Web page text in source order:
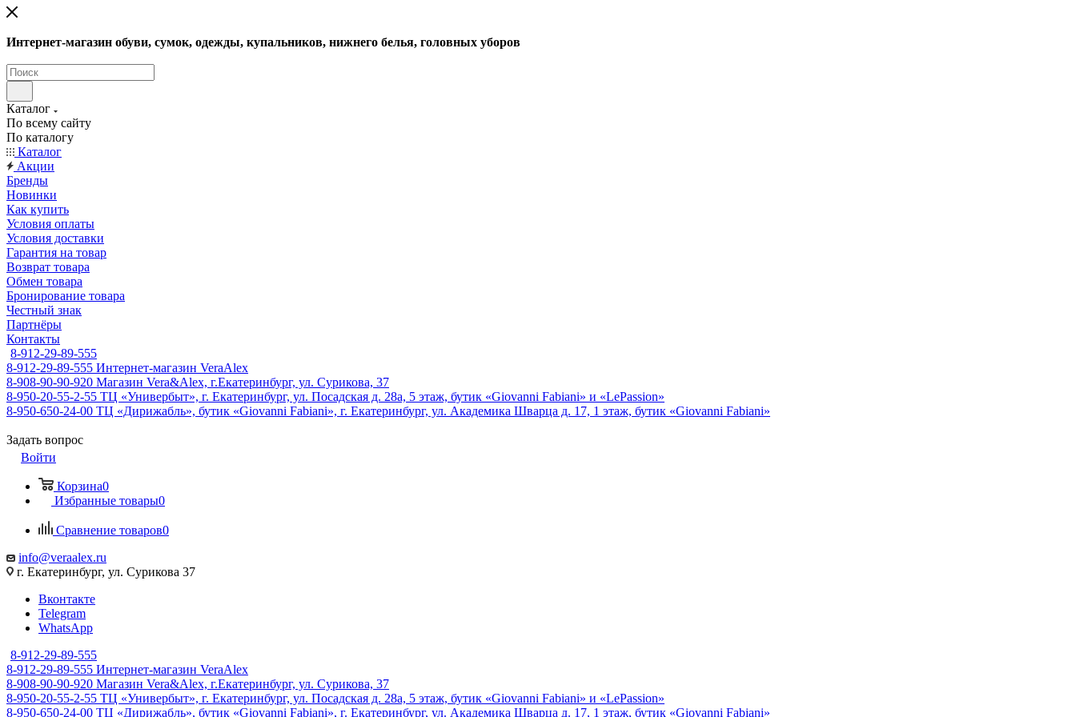
Интернет-магазин обуви, сумок, одежды, купальников, нижнего белья, головных уборов
Каталог
По всему сайту
По каталогу
Каталог
Акции
Бренды
Новинки
Как купить
Условия оплаты
Условия доставки
Гарантия на товар
Возврат товара
Обмен товара
Бронирование товара
Честный знак
Партнёры
Контакты
8-912-29-89-555
8-912-29-89-555 Интернет-магазин VeraAlex
8-908-90-90-920 Магазин Vera&Alex, г.Екатеринбург, ул. Сурикова, 37
8-950-20-55-2-55 ТЦ «Универбыт», г. Екатеринбург, ул. Посадская д. 28а, 5 этаж, бутик «Giovanni Fabiani» и «LePassion»
8-950-650-24-00 ТЦ «Дирижабль», бутик «Giovanni Fabiani», г. Екатеринбург, ул. Академика Шварца д. 17, 1 этаж, бутик «Giovanni Fabiani»
Задать вопрос
Войти
Корзина0
Избранные товары0
Сравнение товаров0
info@veraalex.ru
г. Екатеринбург, ул. Сурикова 37
Вконтакте
Telegram
WhatsApp
8-912-29-89-555
8-912-29-89-555 Интернет-магазин VeraAlex
8-908-90-90-920 Магазин Vera&Alex, г.Екатеринбург, ул. Сурикова, 37
8-950-20-55-2-55 ТЦ «Универбыт», г. Екатеринбург, ул. Посадская д. 28а, 5 этаж, бутик «Giovanni Fabiani» и «LePassion»
8-950-650-24-00 ТЦ «Дирижабль», бутик «Giovanni Fabiani», г. Екатеринбург, ул. Академика Шварца д. 17, 1 этаж, бутик «Giovanni Fabiani»